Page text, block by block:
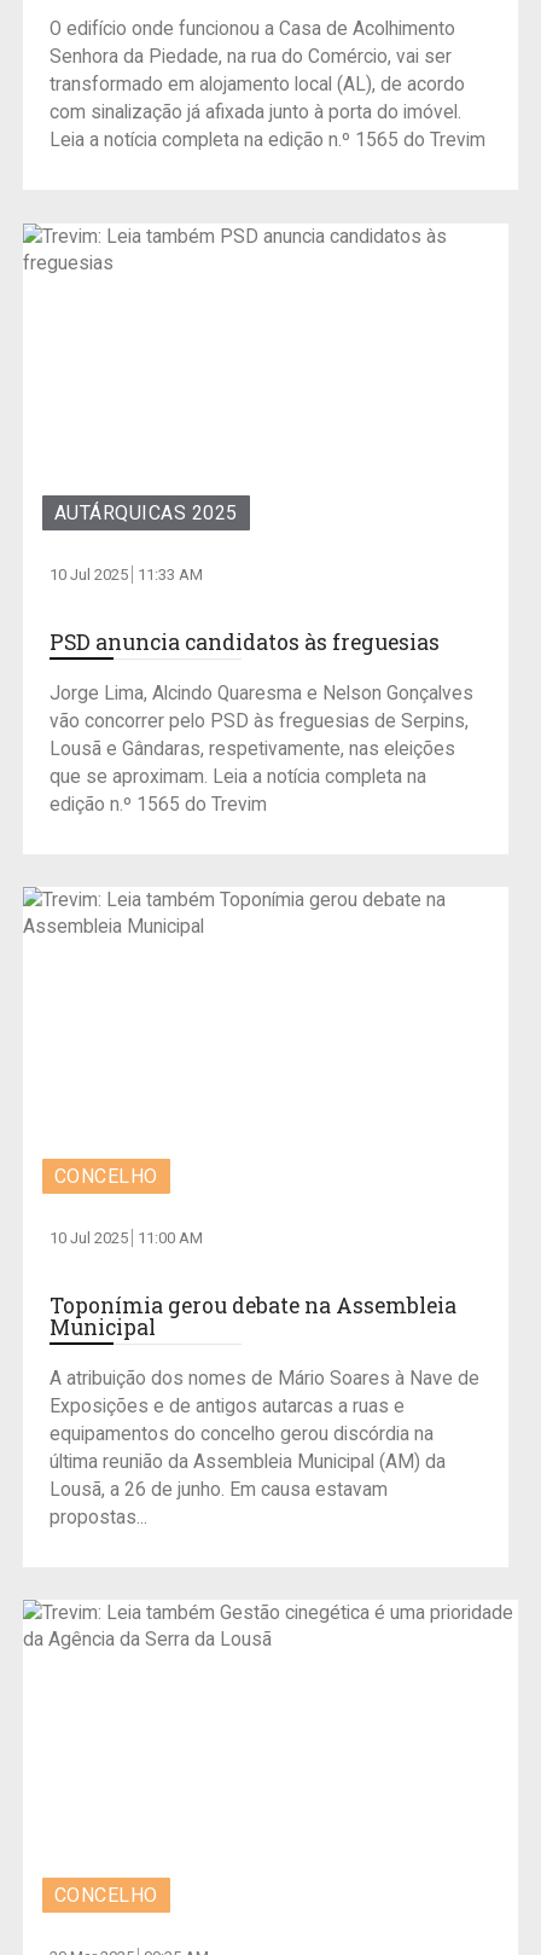
O edifício onde funcionou a Casa de Acolhimento
Senhora da Piedade, na rua do Comércio, vai ser
transformado em alojamento local (AL), de acordo
com sinalização já afixada junto à porta do imóvel.
Leia a notícia completa na edição n.º 1565 do Trevim
AUTÁRQUICAS 2025
10 Jul 2025 11:33 AM
PSD anuncia candidatos às freguesias
Jorge Lima, Alcindo Quaresma e Nelson Gonçalves
vão concorrer pelo PSD às freguesias de Serpins,
Lousã e Gândaras, respetivamente, nas eleições
que se aproximam. Leia a notícia completa na
edição n.º 1565 do Trevim
CONCELHO
10 Jul 2025 11:00 AM
Toponímia gerou debate na Assembleia
Municipal
A atribuição dos nomes de Mário Soares à Nave de
Exposições e de antigos autarcas a ruas e
equipamentos do concelho gerou discórdia na
última reunião da Assembleia Municipal (AM) da
Lousã, a 26 de junho. Em causa estavam
propostas...
CONCELHO